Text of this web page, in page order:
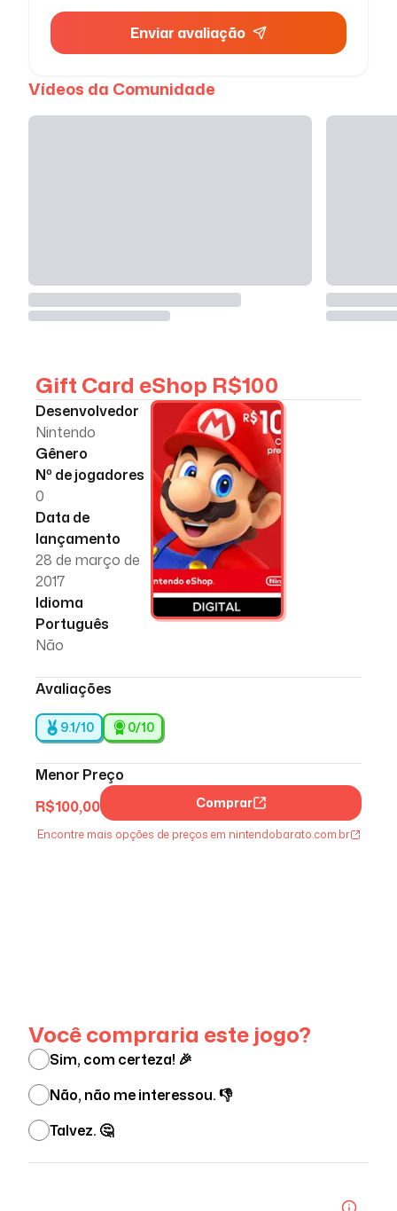
Enviar avaliação
Vídeos da Comunidade
Gift Card eShop R$100
Desenvolvedor
Nintendo
Gênero
Nº de jogadores
0
Data de
lançamento
28 de março de
2017
Idioma
Português
Não
Avaliações
9.1/10 0/10
Menor Preço
R$100,00 Comprar
Encontre mais opções de preços em nintendobarato.com.br
Você compraria este jogo?
Sim, com certeza! 🎉
Não, não me interessou. 👎
Talvez. 🤔